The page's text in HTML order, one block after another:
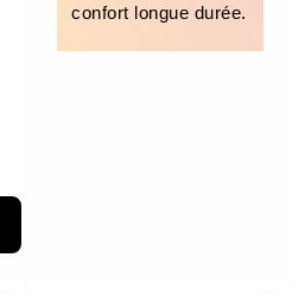
confort longue durée.